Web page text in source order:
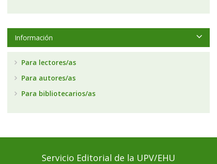
Información
Para lectores/as
Para autores/as
Para bibliotecarios/as
Servicio Editorial de la UPV/EHU